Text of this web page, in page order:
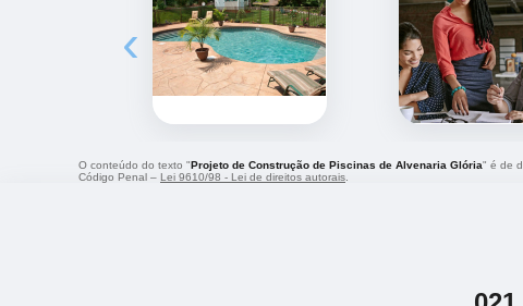
‹
O conteúdo do texto "Projeto de Construção de Piscinas de Alvenaria Glória" é de
Código Penal – Lei 9610/98 - Lei de direitos autorais